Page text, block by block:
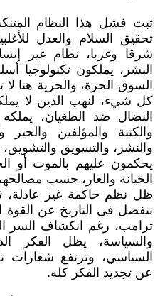
ثبت فشل هذا النظام
تحقيق السلام والعدل
البشر، يملكون تكنولوجيا
السوق الحرة، والحرية هنا
كل شيء، لنهب الذين لا
النضال ضد الطغيان،
والكتبة والمؤلفين والحبر
والنشر، والتسويق
يحكمون عليهم بالموت أو
الخيانة والعار، حسب
ظل نظم حاكمة غير عادلة،
تنفصل فى التاريخ عن القوة
ترامب، رغم انكشاف السر
والسياسة، يظل الفكر
السياسي، وترتفع شعارات
عن تجديد الفكر كله.